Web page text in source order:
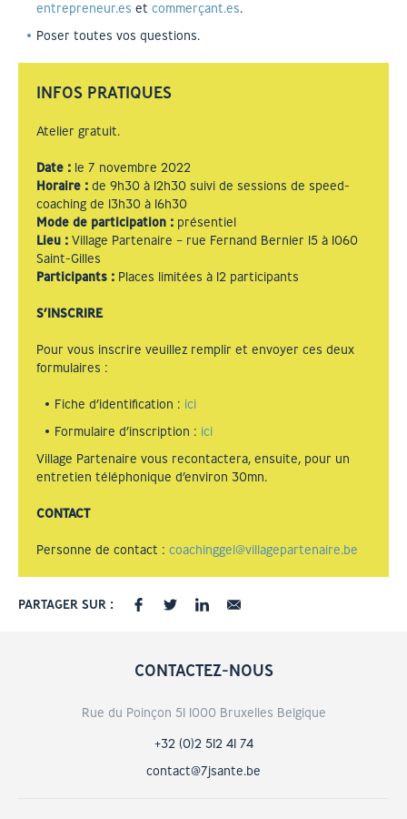
entrepreneur.es et commerçant.es.
Poser toutes vos questions.
INFOS PRATIQUES
Atelier gratuit.
Date : le 7 novembre 2022
Horaire : de 9h30 à 12h30 suivi de sessions de speed-
coaching de 13h30 à 16h30
Mode de participation : présentiel
Lieu : Village Partenaire – rue Fernand Bernier 15 à 1060
Saint-Gilles
Participants : Places limitées à 12 participants
S’INSCRIRE
Pour vous inscrire veuillez remplir et envoyer ces deux
formulaires :
Fiche d’identification : ici
Formulaire d’inscription : ici
Village Partenaire vous recontactera, ensuite, pour un
entretien téléphonique d’environ 30mn.
CONTACT
Personne de contact : coachinggel@villagepartenaire.be
PARTAGER SUR :
CONTACTEZ-NOUS
Rue du Poinçon 51 1000 Bruxelles Belgique
+32 (0)2 512 41 74
contact@7jsante.be